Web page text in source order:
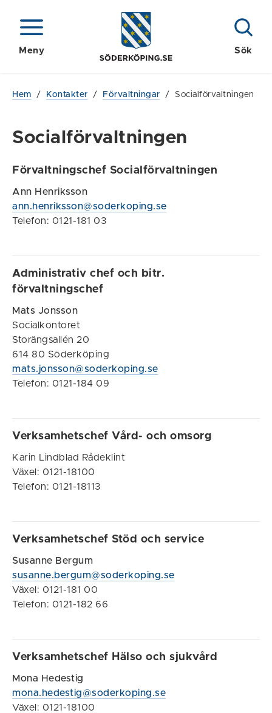
Meny Sök
Hem / Kontakter / Förvaltningar / Socialförvaltningen
Socialförvaltningen
Förvaltningschef Socialförvaltningen
Ann Henriksson
ann.henriksson@soderkoping.se
Telefon: 0121-181 03
Administrativ chef och bitr.
förvaltningschef
Mats Jonsson
Socialkontoret
Storängsallén 20
614 80 Söderköping
mats.jonsson@soderkoping.se
Telefon: 0121-184 09
Verksamhetschef Vård- och omsorg
Karin Lindblad Rådeklint
Växel: 0121-18100
Telefon: 0121-18113
Verksamhetschef Stöd och service
Susanne Bergum
susanne.bergum@soderkoping.se
Växel: 0121-181 00
Telefon: 0121-182 66
Verksamhetschef Hälso och sjukvård
Mona Hedestig
mona.hedestig@soderkoping.se
Växel: 0121-18100